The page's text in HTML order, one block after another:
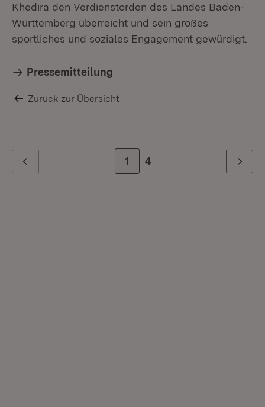
Khedira den Verdienstorden des Landes Baden-
Württemberg überreicht und sein großes
sportliches und soziales Engagement gewürdigt.
Pressemitteilung
Zurück zur Übersicht
Zur Seite
1 Zur letzten Seite
4 Weiter